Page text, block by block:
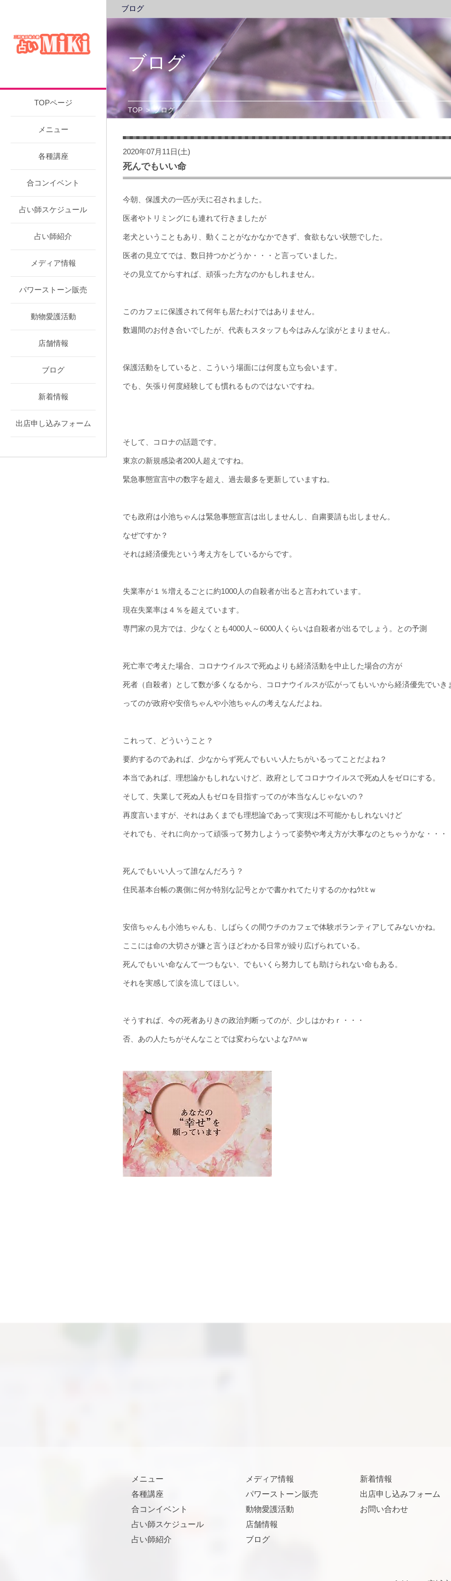
TOPページ
メニュー
各種講座
合コンイベント
占い師スケジュール
占い師紹介
メディア情報
パワーストーン販売
動物愛護活動
店舗情報
ブログ
新着情報
出店申し込みフォーム
ブログ
ブログ
TOP >ブログ
2020年07月11日(土)
死んでもいい命
今朝、保護犬の一匹が天に召されました。
医者やトリミングにも連れて行きましたが
老犬ということもあり、動くことがなかなかできず、食欲もない状態でした。
医者の見立てでは、数日持つかどうか・・・と言っていました。
その見立てからすれば、頑張った方なのかもしれません。
このカフェに保護されて何年も居たわけではありません。
数週間のお付き合いでしたが、代表もスタッフも今はみんな涙がとまりません。
保護活動をしていると、こういう場面には何度も立ち会います。
でも、矢張り何度経験しても慣れるものではないですね。
そして、コロナの話題です。
東京の新規感染者200人超えですね。
緊急事態宣言中の数字を超え、過去最多を更新していますね。
でも政府は小池ちゃんは緊急事態宣言は出しませんし、自粛要請も出しません。
なぜですか？
それは経済優先という考え方をしているからです。
失業率が１％増えるごとに約1000人の自殺者が出ると言われています。
現在失業率は４％を超えています。
専門家の見方では、少なくとも4000人～6000人くらいは自殺者が出るでしょう。との予測
死亡率で考えた場合、コロナウイルスで死ぬよりも経済活動を中止した場合の方が
死者（自殺者）として数が多くなるから、コロナウイルスが広がってもいいから経済優先でいき
ってのが政府や安倍ちゃんや小池ちゃんの考えなんだよね。
これって、どういうこと？
要約するのであれば、少なからず死んでもいい人たちがいるってことだよね？
本当であれば、理想論かもしれないけど、政府としてコロナウイルスで死ぬ人をゼロにする。
そして、失業して死ぬ人もゼロを目指すってのが本当なんじゃないの？
再度言いますが、それはあくまでも理想論であって実現は不可能かもしれないけど
それでも、それに向かって頑張って努力しようって姿勢や考え方が大事なのとちゃうかな・・・
死んでもいい人って誰なんだろう？
住民基本台帳の裏側に何か特別な記号とかで書かれてたりするのかねｳﾋﾋｗ
安倍ちゃんも小池ちゃんも、しばらくの間ウチのカフェで体験ボランティアしてみないかね。
ここには命の大切さが嫌と言うほどわかる日常が繰り広げられている。
死んでもいい命なんて一つもない、でもいくら努力しても助けられない命もある。
それを実感して涙を流してほしい。
そうすれば、今の死者ありきの政治判断ってのが、少しはかわｒ・・・
否、あの人たちがそんなことでは変わらないよなｱﾊﾊｗ
メニュー
各種講座
合コンイベント
占い師スケジュール
占い師紹介
メディア情報
パワーストーン販売
動物愛護活動
店舗情報
ブログ
新着情報
出店申し込みフォーム
お問い合わせ